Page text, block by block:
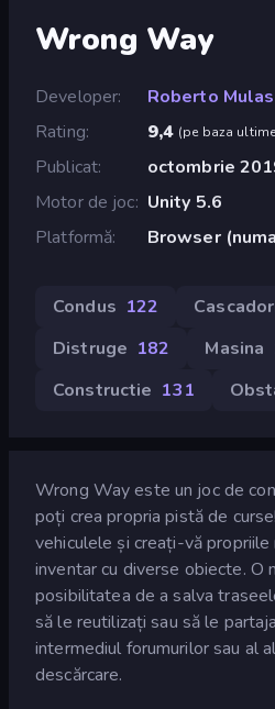
Wrong Way
Developer
Roberto Mulas
Rating
9,4 (pe baza
Publicat
octombrie
Motor de joc Unity 5.6
Platformă
Browser
Condus 122
Distruge 182 Masina
Constructie 131
Wrong Way este un joc de
poți crea propria pistă de
vehiculele și creați-vă
inventar cu diverse obiecte. O
posibilitatea de a salva
să le reutilizați sau să le
intermediul forumurilor sau al
descărcare.